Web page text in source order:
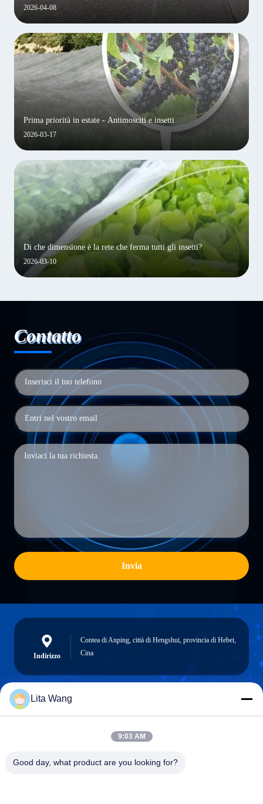
2026-04-08
2026-03-17
Prima priorità in estate - Antimosciti e insetti
2026-03-10
Di che dimensione è la rete che ferma tutti gli insetti?
Contatto
Invia
Indirizzo
Contea di Anping, città di Hengshui, provincia di Hebei,
Cina
lita@screenmeshnet.com
Lita Wang
9:03 AM
Good day, what product are you looking for?